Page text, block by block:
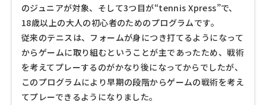
のジュニアが対象、そして3つ目が“tennis Xpress”で、
18歳以上の大人の初心者のためのプログラムです。
従来のテニスは、フォームが身につき打てるようになって
からゲームに取り組むということが主であったため、戦術
を考えてプレーするのがかなり後になってからでしたが、
このプログラムにより早期の段階からゲームの戦術を考え
てプレーできるようになりました。